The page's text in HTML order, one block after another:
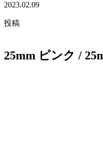
2023.02.09
投稿
25mm ピンク /